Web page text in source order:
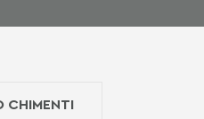
CHIMENTI